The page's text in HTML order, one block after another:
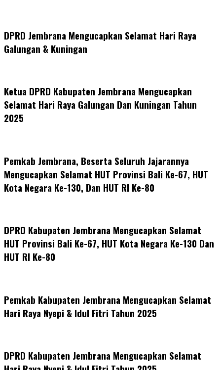
DPRD Jembrana Mengucapkan Selamat Hari Raya
Galungan & Kuningan
Ketua DPRD Kabupaten Jembrana Mengucapkan
Selamat Hari Raya Galungan Dan Kuningan Tahun
2025
Pemkab Jembrana, Beserta Seluruh Jajarannya
Mengucapkan Selamat HUT Provinsi Bali Ke-67, HUT
Kota Negara Ke-130, Dan HUT RI Ke-80
DPRD Kabupaten Jembrana Mengucapkan Selamat
HUT Provinsi Bali Ke-67, HUT Kota Negara Ke-130 Dan
HUT RI Ke-80
Pemkab Kabupaten Jembrana Mengucapkan Selamat
Hari Raya Nyepi & Idul Fitri Tahun 2025
DPRD Kabupaten Jembrana Mengucapkan Selamat